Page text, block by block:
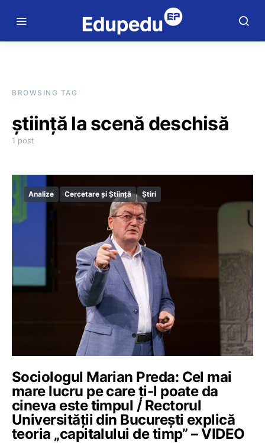
BROWSING TAG
știință la scenă deschisă
1 post
Analize Cercetare și Știință Știri
Sociologul Marian Preda: Cel mai
mare lucru pe care ți-l poate da
cineva este timpul / Rectorul
Universității din București explică
teoria „capitalului de timp” – VIDEO